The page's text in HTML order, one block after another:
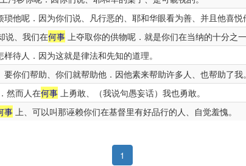
琐他呢．因为你们说、凡行恶的、耶和华眼看为善、并且他喜
说、我们在何事 上夺取你的供物呢．就是你们在当纳的十分之
待人．因为这就是律法和先知的道理。
要你们帮助、你们就帮助他．因他素来帮助许多人、也帮助了我。
然而人在何事 上勇敢、（我说句愚妄话）我也勇敢。
事 上、可以叫那诬赖你们在基督里有好品行的人、自觉羞愧。
1